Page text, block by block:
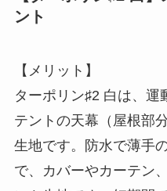
ント
【メリット】
ターポリン♯2 白は、
テントの天幕（屋根部
生地です。防水で薄手
で、カバーやカーテン